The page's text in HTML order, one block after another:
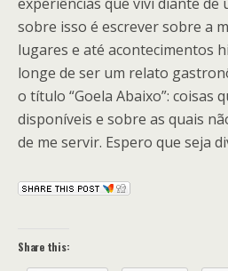
sobre isso é escrever sobre a
lugares e até acontecimentos
longe de ser um relato
o título “Goela Abaixo”: coisas
disponíveis e sobre as quais
de me servir. Espero que seja
Share this: